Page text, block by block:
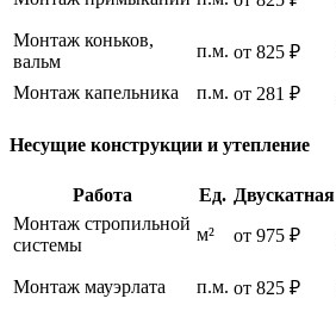
Монтаж коньков,
вальм
п.м. от 825 ₽
Монтаж капельника
п.м. от 281 ₽
Несущие конструкции и утепление
Работа Ед. Двускатная
Монтаж стропильной
системы
м² от 975 ₽
Монтаж мауэрлата
п.м. от 825 ₽